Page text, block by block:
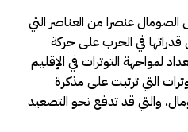
الصومال عنصرا من العناصر التي
في الحرب على حركة
لمواجهة التوترات في الإقليم
التي ترتبت على مذكرة
والتي قد تدفع نحو التصعيد